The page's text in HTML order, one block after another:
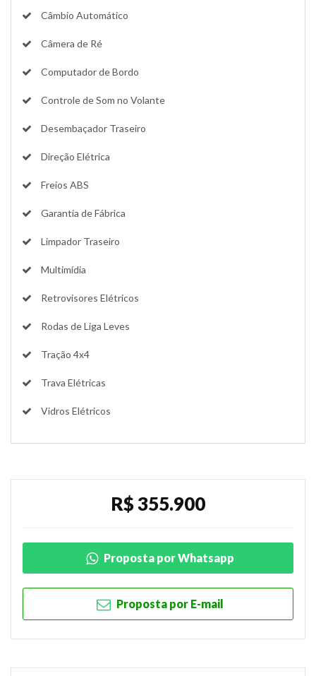
Câmbio Automático
Câmera de Ré
Computador de Bordo
Controle de Som no Volante
Desembaçador Traseiro
Direção Elétrica
Freios ABS
Garantia de Fábrica
Limpador Traseiro
Multimídia
Retrovisores Elétricos
Rodas de Liga Leves
Tração 4x4
Trava Elétricas
Vidros Elétricos
R$ 355.900
Proposta por Whatsapp
Proposta por E-mail